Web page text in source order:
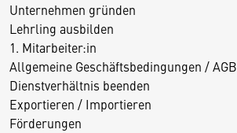
Unternehmen gründen
Lehrling ausbilden
1. Mitarbeiter:in
Allgemeine Geschäftsbedingungen / AGB
Dienstverhältnis beenden
Exportieren / Importieren
Förderungen